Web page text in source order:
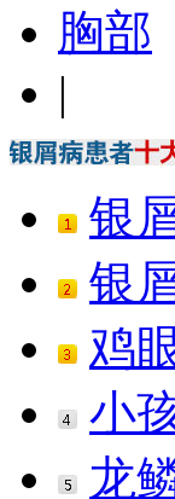
胸部
|
银
银
鸡
小
龙